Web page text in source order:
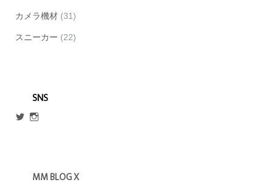
カメラ機材 (31)
スニーカー (22)
SNS
@escmm45
フ フ
MM BLOG X